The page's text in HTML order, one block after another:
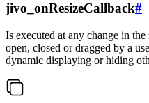
jivo_onResizeCallback#
Is executed at any change in
open, closed or dragged by a
dynamic displaying or hiding